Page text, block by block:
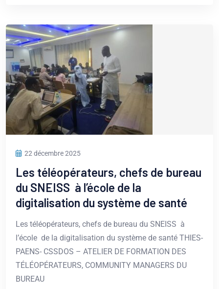
22 décembre 2025
Les téléopérateurs, chefs de bureau
du SNEISS à l’école de la
digitalisation du système de santé
Les téléopérateurs, chefs de bureau du SNEISS à
l’école de la digitalisation du système de santé THIES-
PAENS- CSSDOS – ATELIER DE FORMATION DES
TÉLÉOPÉRATEURS, COMMUNITY MANAGERS DU
BUREAU